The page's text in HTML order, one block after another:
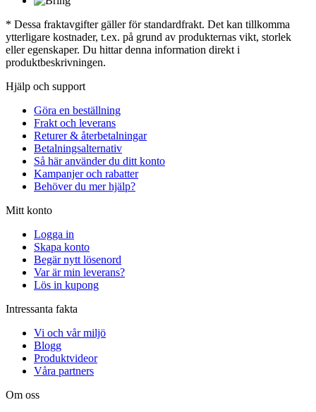
* Dessa fraktavgifter gäller för standardfrakt. Det kan tillkomma
ytterligare kostnader, t.ex. på grund av produkternas vikt, storlek
eller egenskaper. Du hittar denna information direkt i
produktbeskrivningen.
Hjälp och support
Göra en beställning
Frakt och leverans
Returer & återbetalningar
Betalningsalternativ
Så här använder du ditt konto
Kampanjer och rabatter
Behöver du mer hjälp?
Mitt konto
Logga in
Skapa konto
Begär nytt lösenord
Var är min leverans?
Lös in kupong
Intressanta fakta
Vi och vår miljö
Blogg
Produktvideor
Våra partners
Om oss